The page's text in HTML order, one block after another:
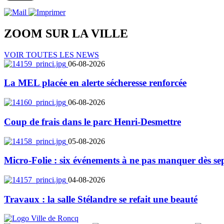
ZOOM SUR LA VILLE
VOIR TOUTES LES NEWS
06-08-2026
La MEL placée en alerte sécheresse renforcée
06-08-2026
Coup de frais dans le parc Henri-Desmettre
05-08-2026
Micro-Folie : six événements à ne pas manquer dès
04-08-2026
Travaux : la salle Stélandre se refait une beauté